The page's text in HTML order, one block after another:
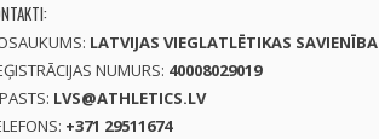
LATVIJAS VIEGLATLĒTIKAS SAVIENĪBA
NUMURS: 40008029019
LVS@ATHLETICS.LV
+371 29511674